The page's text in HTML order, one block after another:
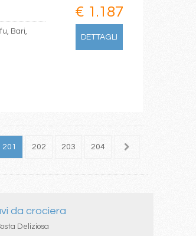
Bari,
€ 1.187
DETTAGLI
201 202 203 204 205
da crociera
Deliziosa